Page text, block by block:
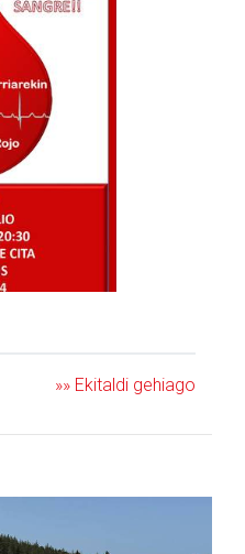
»» Ekitaldi gehiago